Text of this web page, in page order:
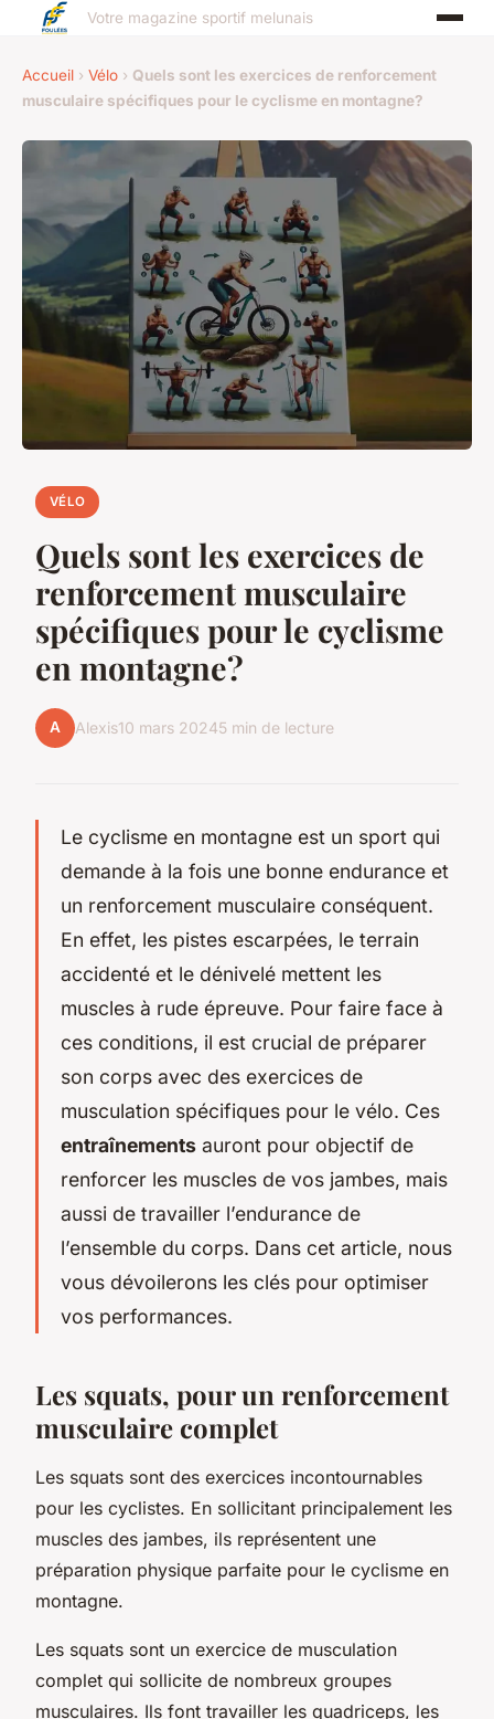
Votre magazine sportif melunais
Accueil › Vélo › Quels sont les exercices de renforcement
musculaire spécifiques pour le cyclisme en montagne?
VÉLO
Quels sont les exercices de
renforcement musculaire
spécifiques pour le cyclisme
en montagne?
A Alexis10 mars 20245 min de lecture
Le cyclisme en montagne est un sport qui
demande à la fois une bonne endurance et
un renforcement musculaire conséquent.
En effet, les pistes escarpées, le terrain
accidenté et le dénivelé mettent les
muscles à rude épreuve. Pour faire face à
ces conditions, il est crucial de préparer
son corps avec des exercices de
musculation spécifiques pour le vélo. Ces
entraînements auront pour objectif de
renforcer les muscles de vos jambes, mais
aussi de travailler l’endurance de
l’ensemble du corps. Dans cet article, nous
vous dévoilerons les clés pour optimiser
vos performances.
Les squats, pour un renforcement
musculaire complet
Les squats sont des exercices incontournables
pour les cyclistes. En sollicitant principalement les
muscles des jambes, ils représentent une
préparation physique parfaite pour le cyclisme en
montagne.
Les squats sont un exercice de musculation
complet qui sollicite de nombreux groupes
musculaires. Ils font travailler les quadriceps, les